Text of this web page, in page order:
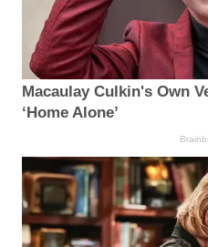
Macaulay Culkin's Own
‘Home Alone’